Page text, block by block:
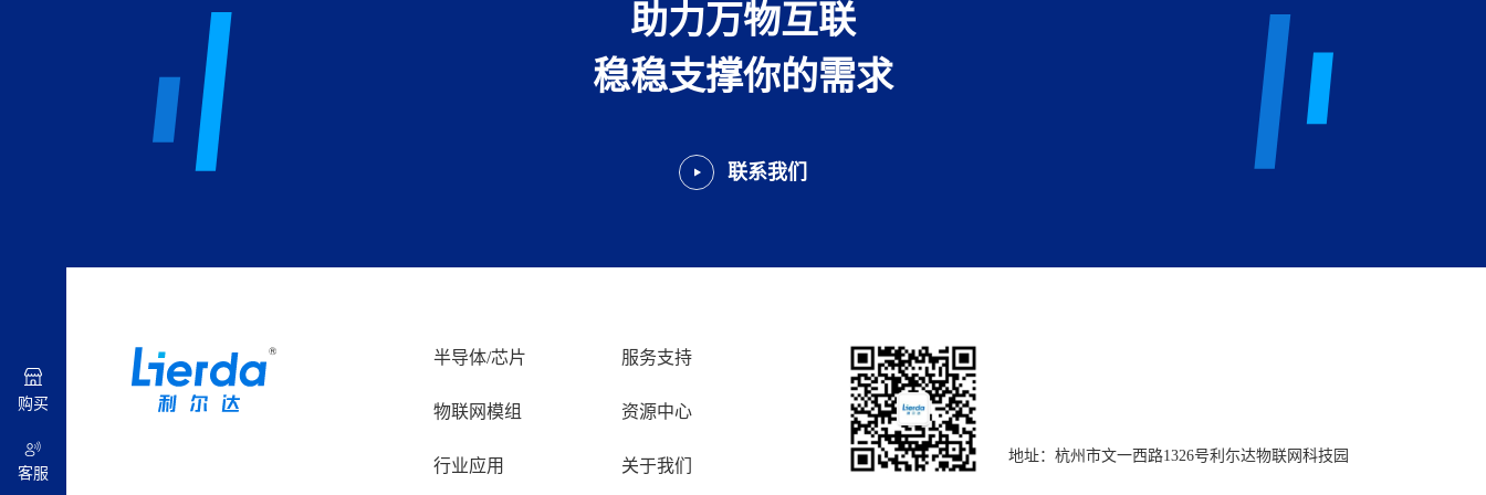
购买
客服
助力万物互联
稳稳支撑你的需求
联系我们
半导体/芯片
物联网模组
行业应用
服务支持
资源中心
关于我们
地址：杭州市文一西路1326号利尓达物联网科技园